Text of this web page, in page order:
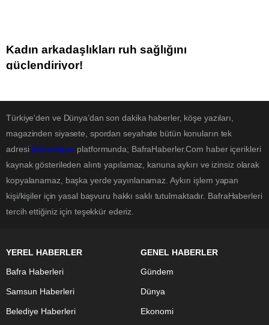
Kadın arkadaşlıkları ruh sağlığını
güçlendiriyor!
Türkiye'den ve Dünya’dan son dakika haberler, köşe yazıları,
magazinden siyasete, spordan seyahate bütün konuların tek
adresi BafraHaber platformunda; BafraHaberler.Com haber içerikleri
kaynak gösterileden alıntı yapılamaz, kanuna aykırı ve izinsiz olarak
kopyalanamaz, başka yerde yayınlanamaz. Aykırı işlem yapan
kişi/kişiler için yasal başvuru hakkı saklı tutulmaktadır. BafraHaberleri
tercih ettiğiniz için teşekkür ederiz.
YEREL HABERLER
Bafra Haberleri
Samsun Haberleri
Belediye Haberleri
GENEL HABERLER
Gündem
Dünya
Ekonomi